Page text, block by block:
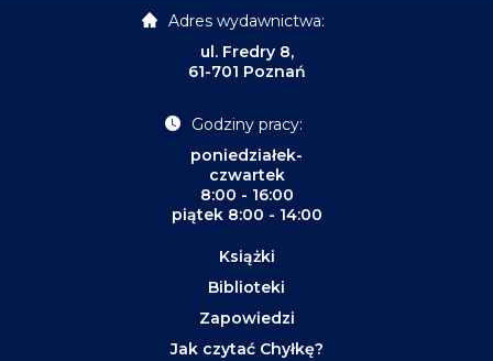
Adres wydawnictwa:
ul. Fredry 8,
61-701 Poznań
Godziny pracy:
poniedziałek-
czwartek
8:00 - 16:00
piątek 8:00 - 14:00
Książki
Biblioteki
Zapowiedzi
Jak czytać Chyłkę?